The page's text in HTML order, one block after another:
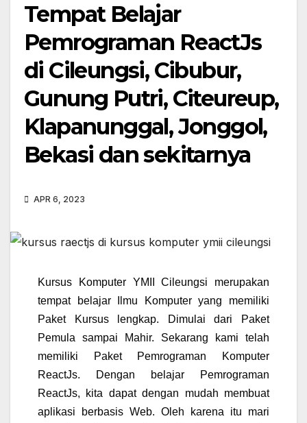
Tempat Belajar
Pemrograman ReactJs
di Cileungsi, Cibubur,
Gunung Putri, Citeureup,
Klapanunggal, Jonggol,
Bekasi dan sekitarnya
APR 6, 2023
Kursus Komputer YMII Cileungsi merupakan
tempat belajar Ilmu Komputer yang memiliki
Paket Kursus lengkap. Dimulai dari Paket
Pemula sampai Mahir. Sekarang kami telah
memiliki Paket Pemrograman Komputer
ReactJs. Dengan belajar Pemrograman
ReactJs, kita dapat dengan mudah membuat
aplikasi berbasis Web. Oleh karena itu mari